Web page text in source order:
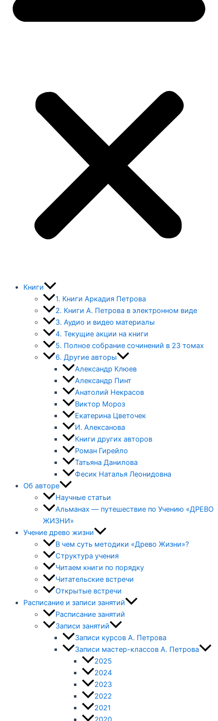
Книги
1. Книги Аркадия Петрова
2. Книги А. Петрова в электронном виде
3. Аудио и видео материалы
4. Текущие акции на книги
5. Полное собрание сочинений в 23 томах
6. Другие авторы
Александр Клюев
Александр Пинт
Анатолий Некрасов
Виктор Мороз
Екатерина Цветочек
И. Алексанова
Книги других авторов
Роман Гирейло
Татьяна Данилова
Фесик Наталья Леонидовна
Об авторе
Научные статьи
Альманах — путешествие по Учению «ДРЕВО
ЖИЗНИ»
Учение древо жизни
В чем суть методики «Древо Жизни»?
Структура учения
Читаем книги по порядку
Читательские встречи
Открытые встречи
Расписание и записи занятий
Расписание занятий
Записи занятий
Записи курсов А. Петрова
Записи мастер-классов А. Петрова
2025
2024
2023
2022
2021